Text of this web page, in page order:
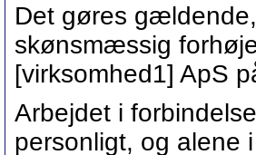
Det gøres
skønsmæssig
[virksomhed1] ApS
Arbejdet i
personligt, og alene